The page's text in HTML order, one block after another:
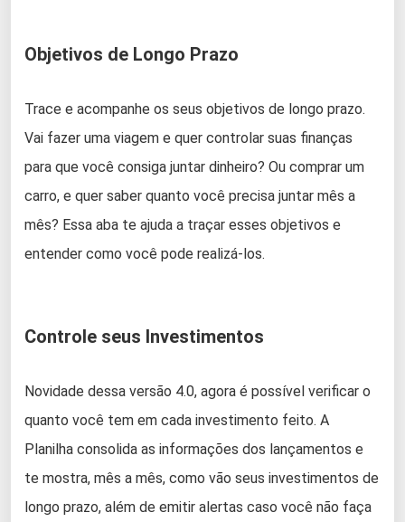
Objetivos de Longo Prazo
Trace e acompanhe os seus objetivos de longo prazo.
Vai fazer uma viagem e quer controlar suas finanças
para que você consiga juntar dinheiro? Ou comprar um
carro, e quer saber quanto você precisa juntar mês a
mês? Essa aba te ajuda a traçar esses objetivos e
entender como você pode realizá-los.
Controle seus Investimentos
Novidade dessa versão 4.0, agora é possível verificar o
quanto você tem em cada investimento feito. A
Planilha consolida as informações dos lançamentos e
te mostra, mês a mês, como vão seus investimentos de
longo prazo, além de emitir alertas caso você não faça